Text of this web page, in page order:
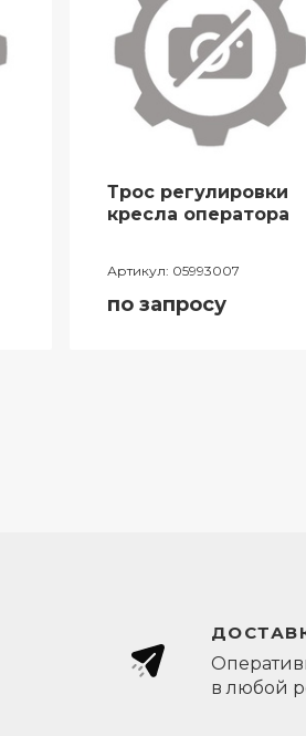
Трос регулировки
кресла оператора
Артикул: 05993007
по запросу
в любой